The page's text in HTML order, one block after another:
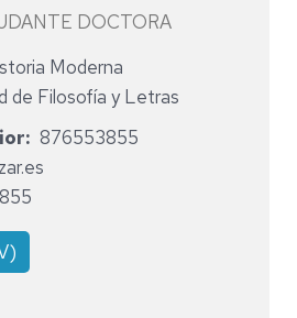
DOCTORA
Moderna
de Filosofía y Letras
876553855